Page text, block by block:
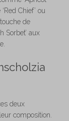
Chief’ ou
de
Sorbet’ aux
deux
composition.